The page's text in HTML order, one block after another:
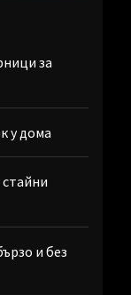
за
у дома
и без